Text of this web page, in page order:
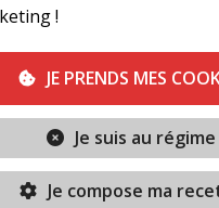
!
JE PRENDS MES
Je suis au régime
Je compose ma
A Propos de Nous
Mentions légales
générales de vente
générales Politique de